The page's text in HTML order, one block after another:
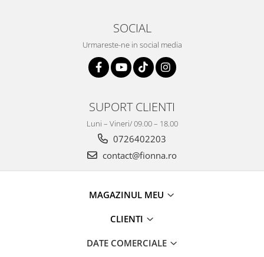
SOCIAL
Urmareste-ne in social media
SUPORT CLIENTI
Luni – Vineri/ 09.00 – 18.00
0726402203
contact@fionna.ro
MAGAZINUL MEU
CLIENTI
DATE COMERCIALE